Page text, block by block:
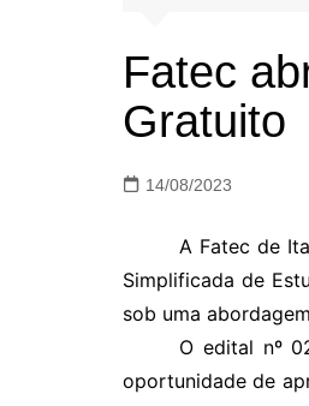
Fatec
Gratuito
14/08/2023
A Fatec de
Simplificada de
sob uma
O edital nº
oportunidade de